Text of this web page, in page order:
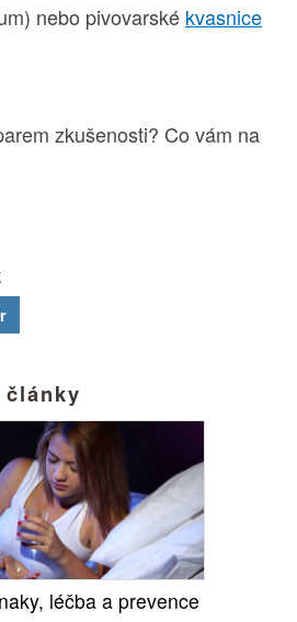
nebo pivovarské kvasnice
zkušenosti? Co vám na
léčba a prevence